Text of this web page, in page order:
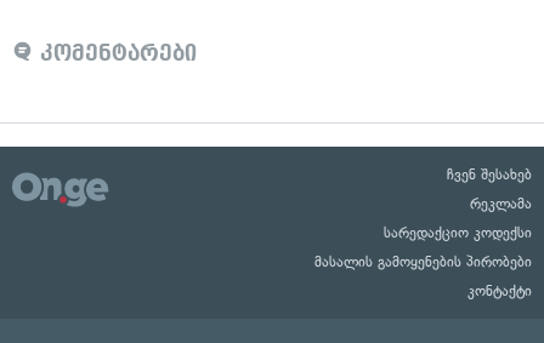
კომენტარები
ჩვენ შესახებ
რეკლამა
სარედაქციო კოდექსი
მასალის გამოყენების პირობები
კონტაქტი